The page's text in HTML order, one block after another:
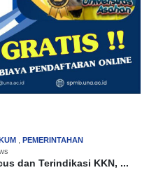
PEMERINTAHAN
dan Terindikasi KKN, ...